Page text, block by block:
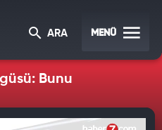
ARA MENÜ
Bunu